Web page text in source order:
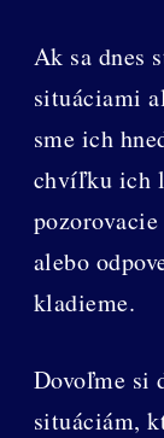
Ak sa dnes
situáciami
sme ich
chvíľku ich
alebo
kladieme.
Dovoľme si
situáciám,